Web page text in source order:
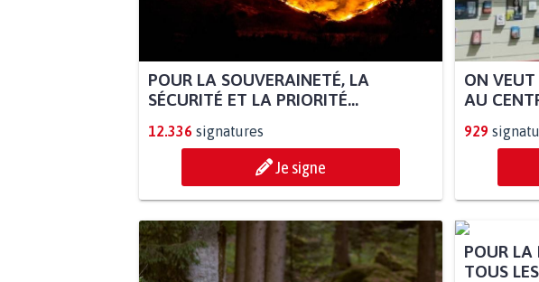
POUR LA SOUVERAINETÉ, LA
SÉCURITÉ ET LA PRIORITÉ...
12.336 signatures
Je signe
ON VEUT
AU
929
POUR LA
TOUS